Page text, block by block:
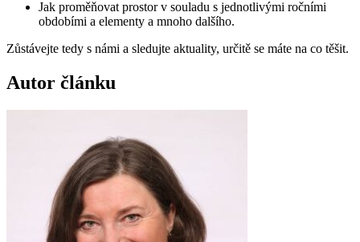
Jak proměňovat prostor v souladu s jednotlivými ročními
obdobími a elementy a mnoho dalšího.
Zůstávejte tedy s námi a sledujte aktuality, určitě se máte na co těšit.
Autor článku